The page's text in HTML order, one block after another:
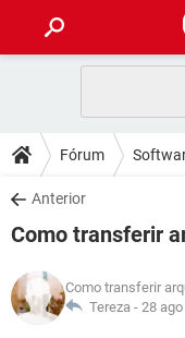
CELULAR
OUTLOOK
INSTAGRAM
GUIA DE COMPRAS
DICAS
JOGOS
INSTAGRAM
DOWNLOADS
JOGOS
CELULAR
OUTLOOK
JOGOS
GLOSSÁRIO
Fórum
Anterior
Como transferir
Como transferir
Tereza - 28